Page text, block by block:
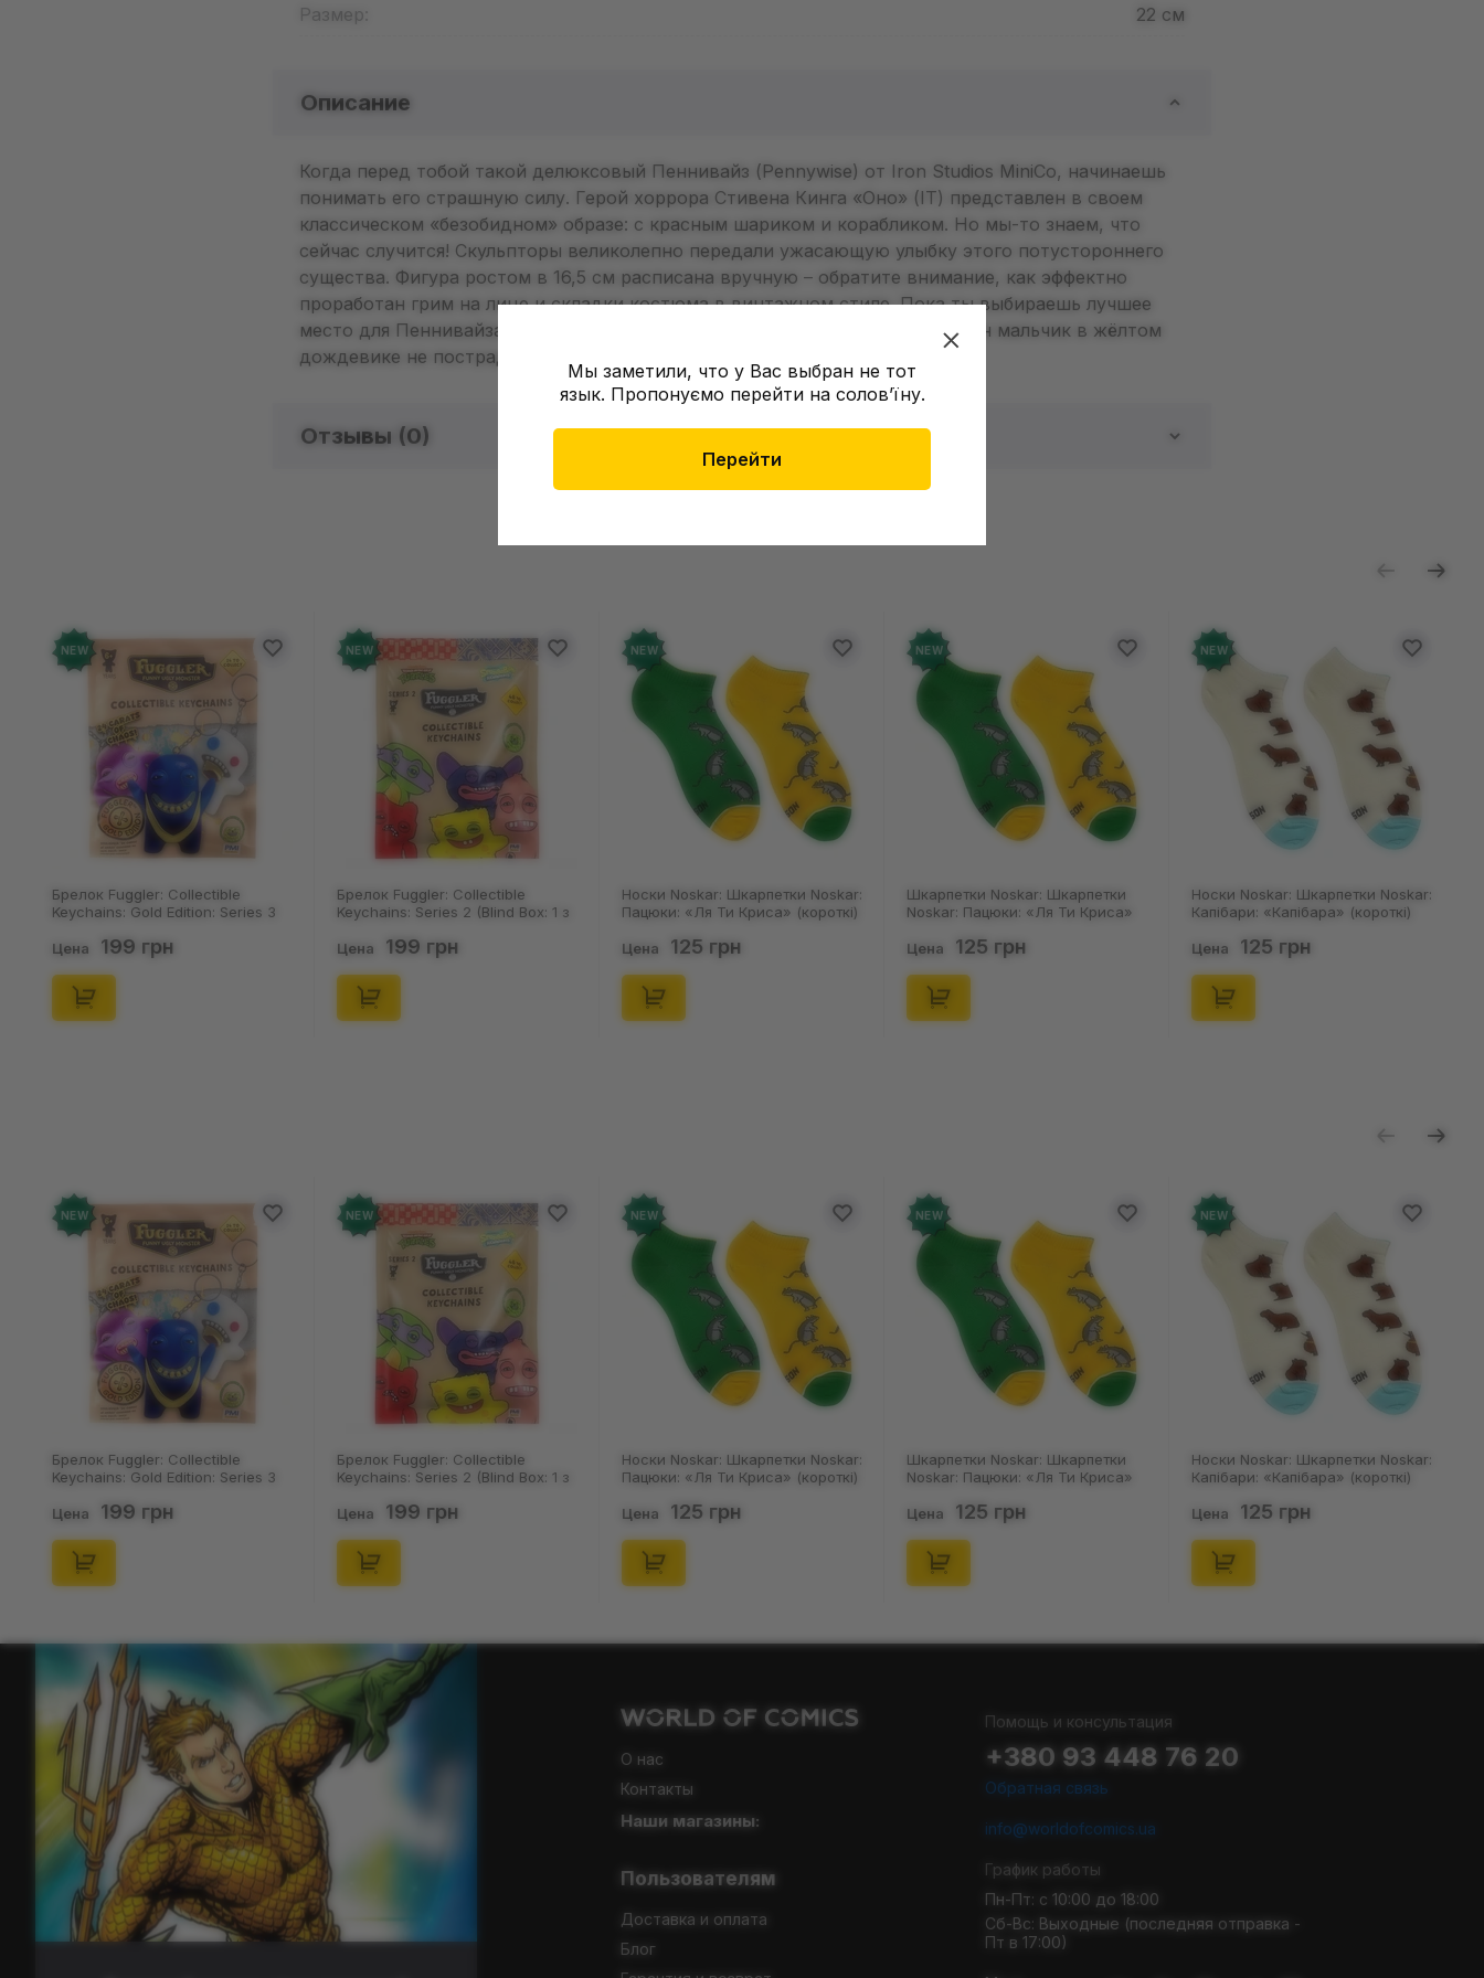
Мы заметили, что у Вас выбран не тот
язык. Пропонуємо перейти на соловʼїну.
Перейти
Размер: 22 см
Описание
Когда перед тобой такой делюксовый Пеннивайз (Pennywise) от Iron Studios MiniCo, начинаешь
понимать его страшную силу. Герой хоррора Стивена Кинга «Оно» (IT) представлен в своем
классическом «безобидном» образе: с красным шариком и корабликом. Но мы-то знаем, что
сейчас случится! Скульпторы великолепно передали ужасающую улыбку этого потустороннего
существа. Фигура ростом в 16,5 см расписана вручную – обратите внимание, как эффектно
проработан грим на лице и складки костюма в винтажном стиле. Пока ты выбираешь лучшее
место для Пеннивайза, команда World of Comics позаботится чтобы ни один мальчик в жёлтом
дождевике не пострадал при доставке!
Отзывы (0)
Добавьте отзыв и получите 50 грн на свой счет
Брелок Fuggler: Collectible
Keychains: Series 2 (Blind Box: 1 з
Цена
Носки Noskar: Шкарпетки Noskar:
Пацюки: «Ля Ти Криса» (короткі)
Цена
Шкарпетки Noskar: Шкарпетки
Noskar: Пацюки: «Ля Ти Криса»
Цена
Носки Noskar: Шкарпетки Noskar:
Капібари: «Капібара» (короткі)
Цена
Носки Noskar: Шкарпетки
Капібари: «Капібара»
Цена
NEW
Брелок Fuggler: Collectible
Keychains: Gold Edition: Series 3
Цена 199 грн
NEW
Брелок Fuggler: Collectible
Keychains: Series 2 (Blind Box: 1 з
Цена 199 грн
NEW
Носки Noskar: Шкарпетки Noskar:
Пацюки: «Ля Ти Криса» (короткі)
Цена 125 грн
NEW
Шкарпетки Noskar: Шкарпетки
Noskar: Пацюки: «Ля Ти Криса»
Цена 125 грн
NEW
Носки Noskar: Шкарпетки Noskar:
Капібари: «Капібара» (короткі)
Цена 125 грн
О нас
Контакты
Наши магазины:
Пользователям
Доставка и оплата
Блог
Помощь и консультация
+380 93 448 76 20
Обратная связь
info@worldofcomics.ua
График работы
Пн-Пт: с 10:00 до 18:00
Сб-Вс: Выходные (последняя отправка -
Пт в 17:00)